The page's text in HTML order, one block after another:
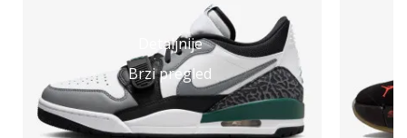
Detaljnije
Brzi pregled